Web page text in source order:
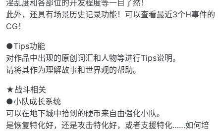
淫乱度和各部位的开发程度等一目了然！
此外，还具有场景历史记录功能！可以查看最近3个H事件的
CG！
●Tips功能
对作品中出现的原创词汇和人物等进行Tips说明。
请将其作为理解故事和世界观的帮助。
★战斗相关
●小队成长系统
可以在地下城中拾到的硬币来自由强化小队。
是恢复特化好，还是攻击特化好，或者支援特化……如何培